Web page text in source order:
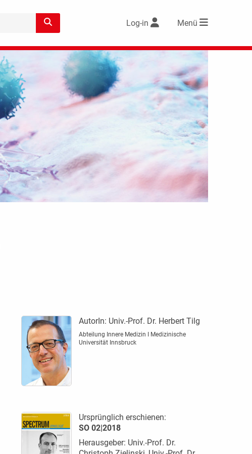
Log-in Menü
AutorIn: Univ.-Prof. Dr. Herbert Tilg
Abteilung Innere Medizin I Medizinische
Universität Innsbruck
Ursprünglich erschienen:
SO 02|2018
Herausgeber: Univ.-Prof. Dr.